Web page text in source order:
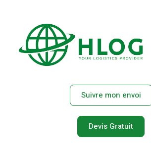
Suivre mon envoi
Devis Gratuit